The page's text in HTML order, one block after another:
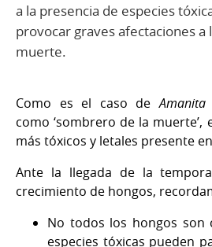
a la presencia de especies
provocar graves afectaciones a
muerte.
Como es el caso deAmanita
como ‘sombrero de la muerte’,
más tóxicos y letales presente
Ante la llegada de la
crecimiento de hongos,
No todos los hongos son
especies tóxicas pueden